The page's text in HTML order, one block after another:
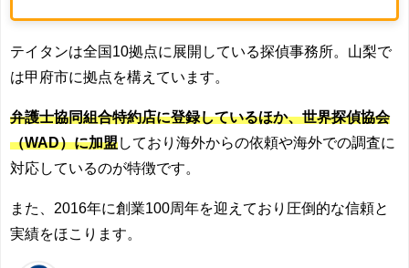
テイタンは全国10拠点に展開している探偵事務所。山梨で
は甲府市に拠点を構えています。
弁護士協同組合特約店に登録しているほか、世界探偵協会
（WAD）に加盟しており海外からの依頼や海外での調査に
対応しているのが特徴です。
また、2016年に創業100周年を迎えており圧倒的な信頼と
実績をほこります。